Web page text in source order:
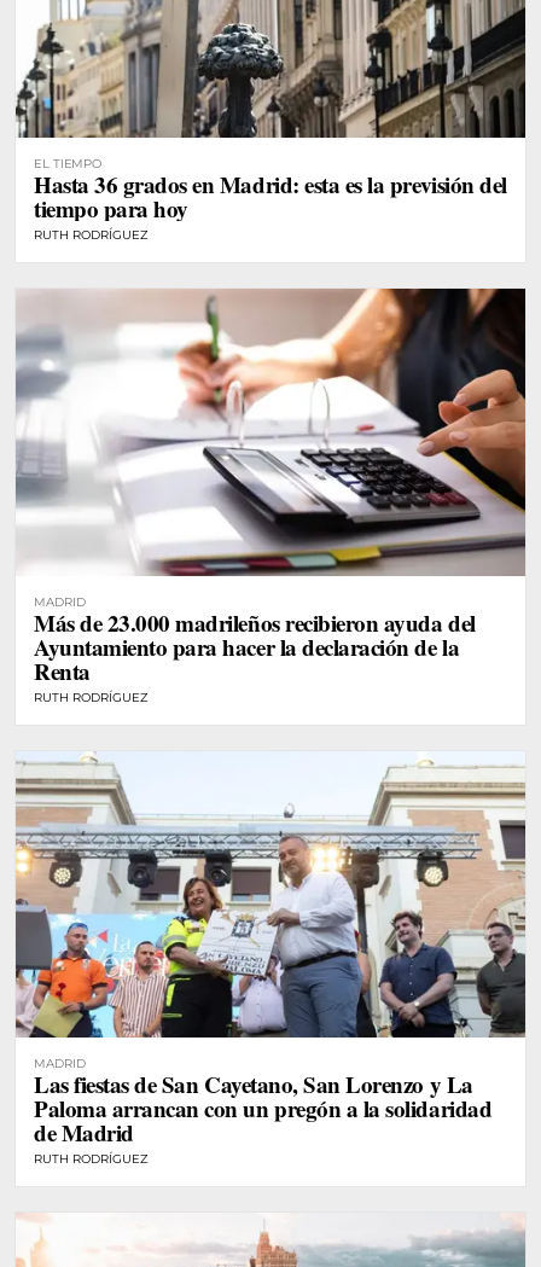
EL TIEMPO
Hasta 36 grados en Madrid: esta es la previsión del
tiempo para hoy
RUTH RODRÍGUEZ
MADRID
Más de 23.000 madrileños recibieron ayuda del
Ayuntamiento para hacer la declaración de la
Renta
RUTH RODRÍGUEZ
MADRID
Las fiestas de San Cayetano, San Lorenzo y La
Paloma arrancan con un pregón a la solidaridad
de Madrid
RUTH RODRÍGUEZ